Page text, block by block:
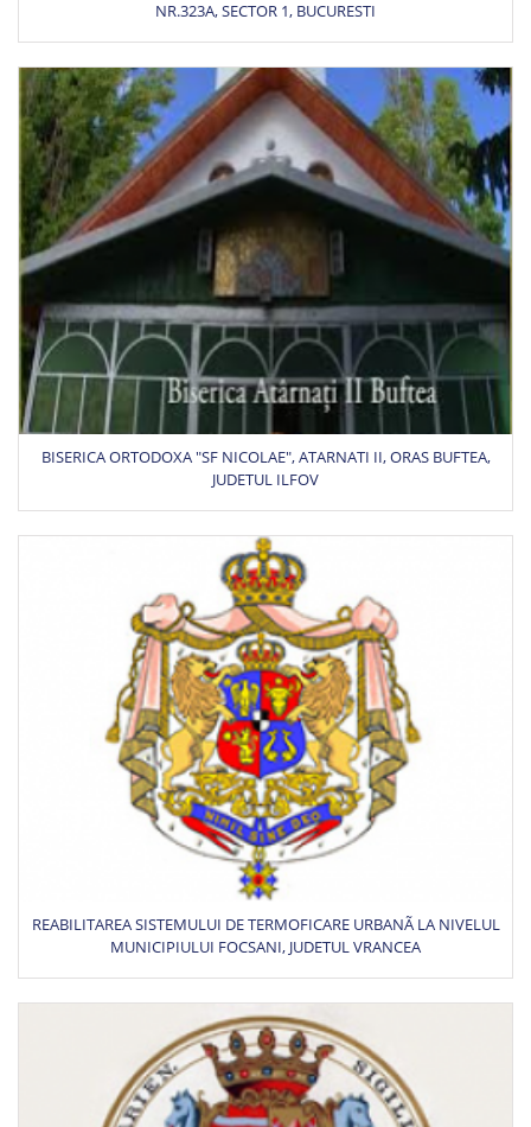
NR.323A, SECTOR 1, BUCURESTI
BISERICA ORTODOXA "SF NICOLAE", ATARNATI II, ORAS BUFTEA,
JUDETUL ILFOV
REABILITAREA SISTEMULUI DE TERMOFICARE URBANÃ LA NIVELUL
MUNICIPIULUI FOCSANI, JUDETUL VRANCEA